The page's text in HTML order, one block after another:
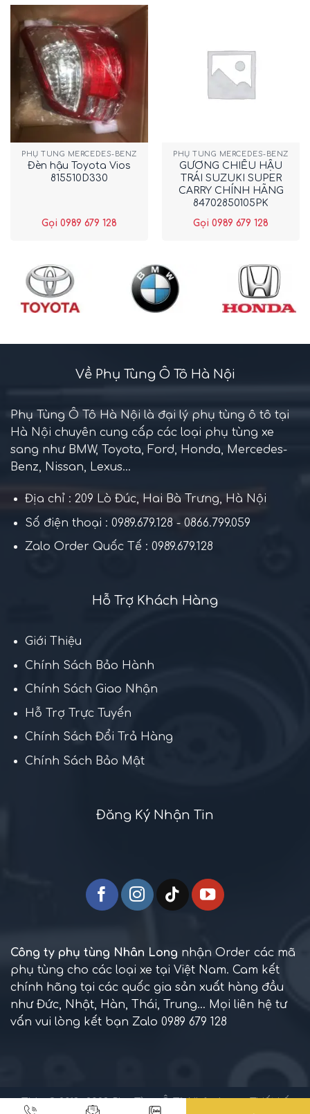
PHỤ TÙNG MERCEDES-BENZ
Đèn hậu Toyota Vios
815510D330
Gọi 0989 679 128
PHỤ TÙNG MERCEDES-BENZ
GƯƠNG CHIẾU HẬU
TRÁI SUZUKI SUPER
CARRY CHÍNH HÃNG
84702850105PK
Gọi 0989 679 128
Về Phụ Tùng Ô Tô Hà Nội
Phụ Tùng Ô Tô Hà Nội là đại lý phụ tùng ô tô tại
Hà Nội chuyên cung cấp các loại phụ tùng xe
sang như BMW, Toyota, Ford, Honda, Mercedes-
Benz, Nissan, Lexus...
Địa chỉ : 209 Lò Đúc, Hai Bà Trưng, Hà Nội
Số điện thoại : 0989.679.128 - 0866.799.059
Zalo Order Quốc Tế : 0989.679.128
Hỗ Trợ Khách Hàng
Giới Thiệu
Chính Sách Bảo Hành
Chính Sách Giao Nhận
Hỗ Trợ Trực Tuyến
Chính Sách Đổi Trả Hàng
Chính Sách Bảo Mật
Đăng Ký Nhận Tin
Công ty phụ tùng Nhân Long nhận Order các mã
phụ tùng cho các loại xe tại Việt Nam. Cam kết
chính hãng tại các quốc gia sản xuất hàng đầu
như Đức, Nhật, Hàn, Thái, Trung... Mọi liên hệ tư
vấn vui lòng kết bạn Zalo 0989 679 128
TM + © 2013 -2023Phụ Tùng Ô Tô Nhân Long. Thiết kế